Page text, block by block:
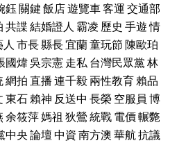
鈺關鍵飯店遊覽車客運交通部
共諜結婚證人 霸凌 歷史 手遊情
人 市長縣長宜蘭童玩節陳歐珀
國煒吳宗憲走私台灣民眾黨林
網拍直播連千毅兩性教育賴品
東石賴神 反送中 長榮空服員 博
余筱萍媽祖 狄鶯統戰電價輾斃
中央論壇中資南方澳華航抗議